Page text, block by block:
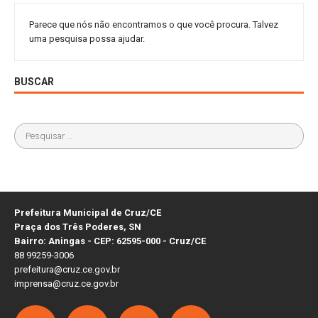
Parece que nós não encontramos o que você procura. Talvez
uma pesquisa possa ajudar.
BUSCAR
Prefeitura Municipal de Cruz/CE
Praça dos Três Poderes, SN
Bairro: Aningas - CEP: 62595-000 - Cruz/CE
88 99259-3006
prefeitura@cruz.ce.gov.br
imprensa@cruz.ce.gov.br